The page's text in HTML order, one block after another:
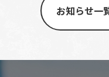
お知らせ一